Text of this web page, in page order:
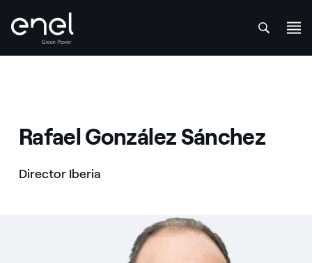
Rafael González Sánchez
Director Iberia